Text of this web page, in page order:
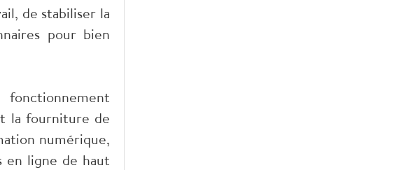
de stabiliser la
pour bien
la fourniture de
numérique,
en ligne de haut